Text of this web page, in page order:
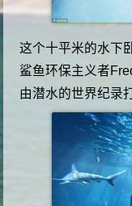
这个十平米的水下
鲨鱼环保主义者
由潜水的世界纪录